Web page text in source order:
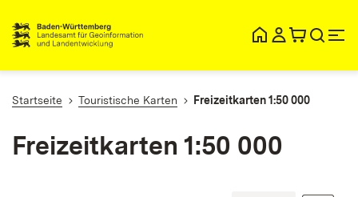
Startseite Touristische Karten Freizeitkarten 1:50 000
Freizeitkarten 1:50 000